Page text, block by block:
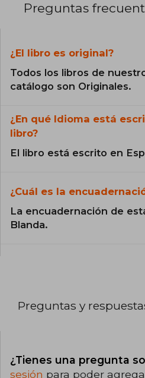
Preguntas
¿El libro es original?
Todos los libros de
catálogo son Originales.
¿En qué Idioma está
libro?
El libro está escrito en
¿Cuál es la
La encuadernación de
Blanda.
Preguntas y
¿Tienes una pregunta
sesión para poder